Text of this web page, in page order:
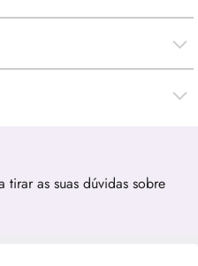
tirar as suas dúvidas sobre